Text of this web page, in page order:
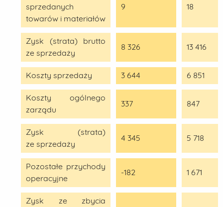
sprzedanych
towarów i materiałów
9 18
Zysk (strata) brutto
ze sprzedaży
8 326 13 416
Koszty sprzedaży 3 644 6 851
Koszty ogólnego
zarządu
337 847
Zysk (strata)
ze sprzedaży
4 345 5 718
Pozostałe przychody
operacyjne
-182 1 671
Zysk ze zbycia